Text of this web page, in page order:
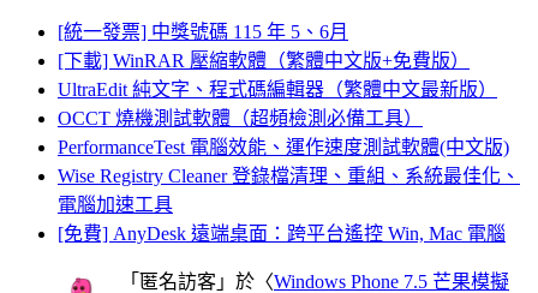
[統一發票] 中獎號碼 115 年 5、6月
[下載] WinRAR 壓縮軟體（繁體中文版+免費版）
UltraEdit 純文字、程式碼編輯器（繁體中文最新版）
OCCT 燒機測試軟體（超頻檢測必備工具）
PerformanceTest 電腦效能、運作速度測試軟體(中文版)
Wise Registry Cleaner 登錄檔清理、重組、系統最佳化、
電腦加速工具
[免費] AnyDesk 遠端桌面：跨平台遙控 Win, Mac 電腦
「 匿名訪客 」於〈Windows Phone 7.5 芒果模擬